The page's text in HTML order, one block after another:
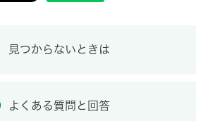
見つからないときは
よくある質問と回答